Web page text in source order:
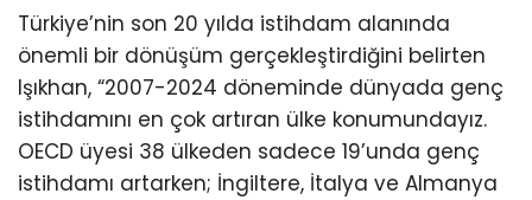
Türkiye’nin son 20 yılda istihdam alanında
önemli bir dönüşüm gerçekleştirdiğini belirten
Işıkhan, “2007-2024 döneminde dünyada genç
istihdamını en çok artıran ülke konumundayız.
OECD üyesi 38 ülkeden sadece 19’unda genç
istihdamı artarken; İngiltere, İtalya ve Almanya